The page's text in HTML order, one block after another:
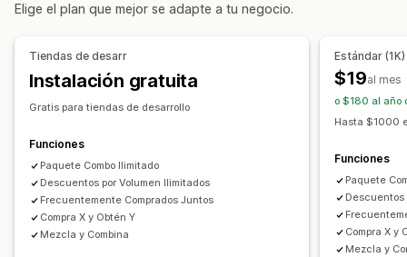
Paquetes de ventas cruzadas
Productos digitales
Paquetes personalizados
Precios fijos
Descuentos Descuentos por volumen
Descuentos globales
Descuentos porcentuales
Envío gratis
BOGO
Precios de mayorista
Precios dinámicos
Carrito lateral Ventanas emergentes CSS personalizado
Múltiples idiomas
Ofertas y recomendaciones
Regalos gratis
Complementos de productos
Recomendaciones de productos
Compras conjuntas frecuentes
Descuentos por cantidad
Descuentos por volumen
Descuentos por niveles
Mejora de suscripción
Elige el plan que mejor se adapte a tu negocio.
Tiendas de desarr
Instalación gratuita
Gratis para tiendas de desarrollo
Funciones
Paquete Combo Ilimitado
Descuentos por Volumen Ilimitados
Frecuentemente Comprados Juntos
Compra X y Obtén Y
Mezcla y Combina
Estándar (1K)
$19al mes
o $180 al año
Hasta $1000
Funciones
Paquete
Descuentos
Compra X y
Mezcla y